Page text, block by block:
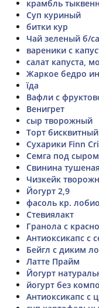
крамбль
Суп куриный
битки кур
Чай зеленый б/
вареники с
салат капуста,
Жаркое бедро
їда
Вафли с
Венигрет
сыр творожный
Торт
Сухарики Finn
Семга под сыром
Свинина
Чизкейк
Йогурт 2,9
фасоль кр.
Стевиялакт
Гранола с
Антиоксикапс с
Бейгл с диким
Латте Прайм
Йогурт
йогурт без
Антиоксикапс с